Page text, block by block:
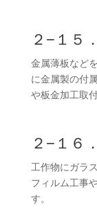
２−１５
金属薄板など
に金属製の付
や板金加工取
２−１６
工作物にガラ
フィルム工事
す。